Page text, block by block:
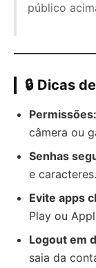
público
🔒 Dicas
Permissões:
câmera ou
Senhas
e
Evite apps
Play ou
Logout em
saia da